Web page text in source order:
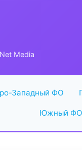
Media
Западный ФО
Южный ФО